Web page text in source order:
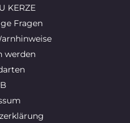
KERZE
Fragen
werden